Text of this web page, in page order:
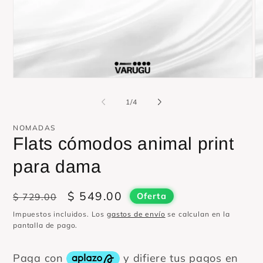
una
modal
1/de
4
NOMADAS
Flats cómodos animal print
para dama
Precio
habitual
$ 729.00
Precio
de
oferta
$ 549.00 Oferta
Impuestos incluidos. Los gastos de envío se calculan en la
pantalla de pago.